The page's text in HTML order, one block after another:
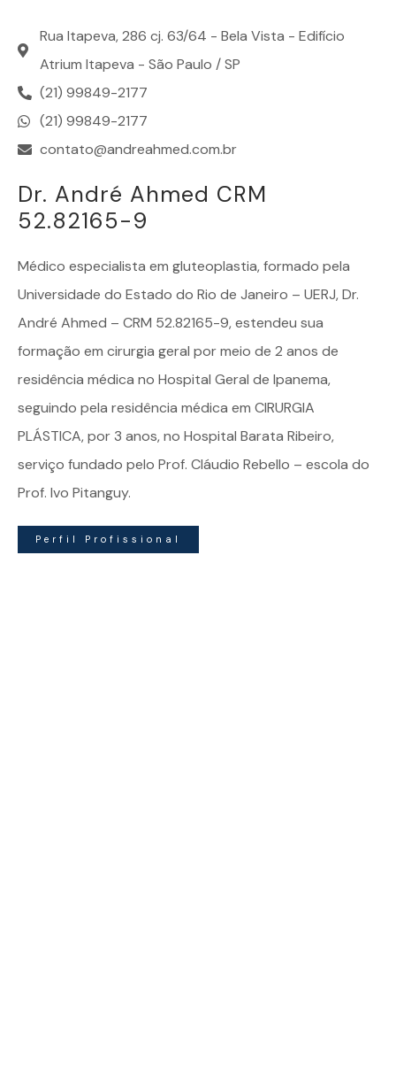
Rua Itapeva, 286 cj. 63/64 - Bela Vista - Edifício
Atrium Itapeva - São Paulo / SP
(21) 99849-2177
(21) 99849-2177
contato@andreahmed.com.br
Dr. André Ahmed CRM
52.82165-9
Médico especialista em gluteoplastia, formado pela
Universidade do Estado do Rio de Janeiro – UERJ, Dr.
André Ahmed – CRM 52.82165-9, estendeu sua
formação em cirurgia geral por meio de 2 anos de
residência médica no Hospital Geral de Ipanema,
seguindo pela residência médica em CIRURGIA
PLÁSTICA, por 3 anos, no Hospital Barata Ribeiro,
serviço fundado pelo Prof. Cláudio Rebello – escola do
Prof. Ivo Pitanguy.
Perfil Profissional